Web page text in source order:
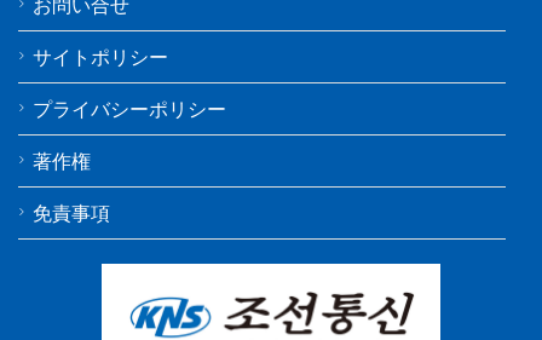
サイトポリシー
プライバシーポリシー
著作権
免責事項